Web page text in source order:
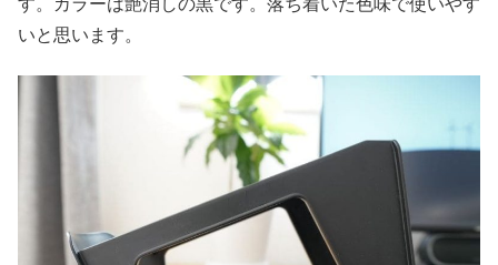
す。カラーは艶消しの黒です。落ち着いた色味で使いやす
いと思います。